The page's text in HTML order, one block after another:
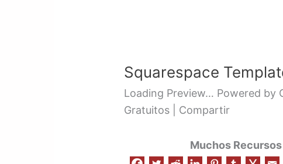
Squarespace
Loading Preview… Powered by
Gratuitos | Compartir
Muchos
Design
Website